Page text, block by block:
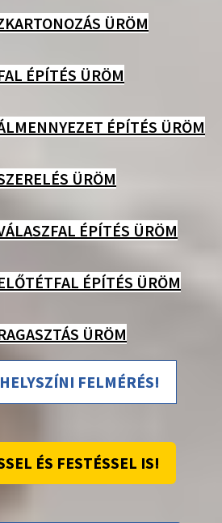
ÜRÖM
ÉPÍTÉS ÜRÖM
ÉPÍTÉS ÜRÖM
ÜRÖM
ÉPÍTÉS ÜRÖM
ÉPÍTÉS ÜRÖM
ÜRÖM
FELMÉRÉS!
ÉS FESTÉSSEL IS!